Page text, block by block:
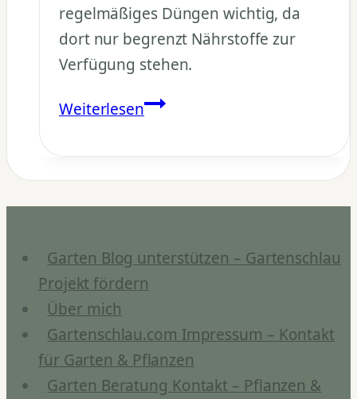
regelmäßiges Düngen wichtig, da
dort nur begrenzt Nährstoffe zur
Verfügung stehen.
WeiterlesenWas
wenn
man
nicht
Garten Blog unterstützen – Gartenschlau
Projekt fördern
Über mich
Gartenschlau.com Impressum – Kontakt
für Garten & Pflanzen
Garten Beratung Kontakt – Pflanzen &